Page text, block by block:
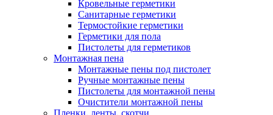
Кровельные герметики
Санитарные герметики
Термостойкие герметики
Герметики для пола
Пистолеты для герметиков
Монтажная пена
Монтажные пены под пистолет
Ручные монтажные пены
Пистолеты для монтажной пены
Очистители монтажной пены
Пленки, ленты, скотчи